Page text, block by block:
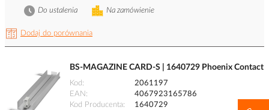
Dodaj do porównania
Na zamówienie
Do ustalenia
BS-MAGAZINE CARD-S | 1640729 Phoenix Contact
Kod
2061197
EAN
4067923165786
Kod Producenta
1640729